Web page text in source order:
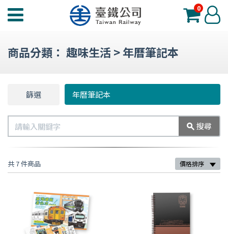
臺
工
選
單
0 登
入
商品分類： 趣味生活>年曆筆記本
篩選 年曆筆記本
選
搜尋
共 7 件商品 價格排序